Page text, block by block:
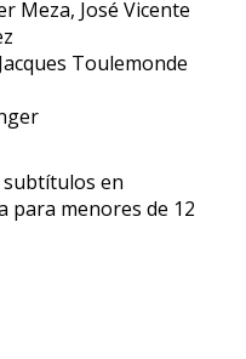
Meza, José Vicente
Toulemonde
subtítulos en
para menores de 12